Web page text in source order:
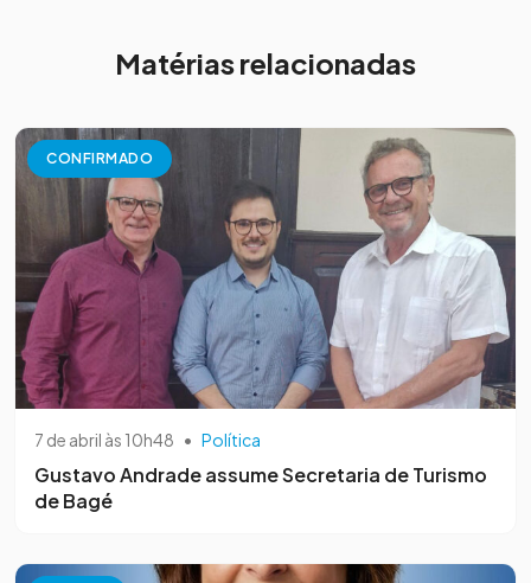
Matérias relacionadas
CONFIRMADO
7 de abril às 10h48 • Política
Gustavo Andrade assume Secretaria de Turismo
de Bagé